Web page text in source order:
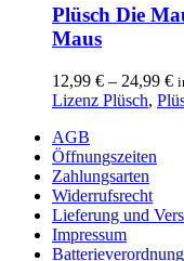
weist
mehrere
Varianten
Die
Optionen
der
Produktseite
gewählt
werden
Plüsch Die
Maus
12,99 € – 24,99 €
Lizenz Plüsch,
AGB
Öffnungszeiten
Zahlungsarten
Widerrufsrecht
Lieferung und
Impressum
Batterieverordnung